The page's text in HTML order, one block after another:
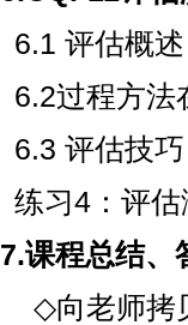
6.1 评估概述
6.2过程方法
6.3 评估技巧
练习4：评估
7.课程总结、
◇向老师拷